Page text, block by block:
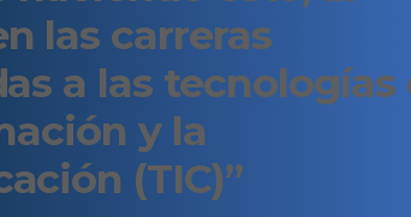
las carreras
a las tecnologías
y la
(TIC)”